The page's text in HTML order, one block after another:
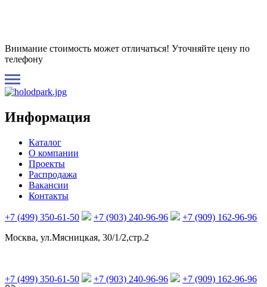
Внимание стоимость может отличаться! Уточняйте цену по
телефону
Информация
Каталог
О компании
Проекты
Распродажа
Вакансии
Контакты
+7 (499) 350-61-50 +7 (903) 240-96-96
+7 (909) 162-96-96
Москва, ул.Мясницкая, 30/1/2,стр.2
+7 (499) 350-61-50 +7 (903) 240-96-96 +7 (909) 162-96-96